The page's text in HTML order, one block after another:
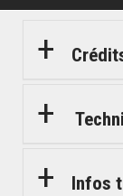
Infos